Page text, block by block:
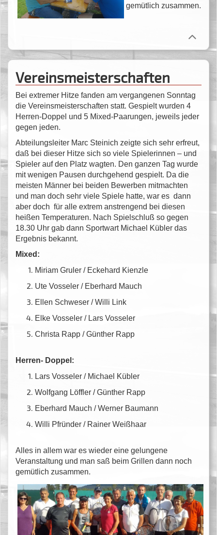
gemütlich zusammen.
Vereinsmeisterschaften
Bei extremer Hitze fanden am vergangenen Sonntag
die Vereinsmeisterschaften statt. Gespielt wurden 4
Herren-Doppel und 5 Mixed-Paarungen, jeweils jeder
gegen jeden.
Abteilungsleiter Marc Steinich zeigte sich sehr erfreut,
daß bei dieser Hitze sich so viele Spielerinnen – und
Spieler auf den Platz wagten. Den ganzen Tag wurde
mit wenigen Pausen durchgehend gespielt. Da die
meisten Männer bei beiden Bewerben mitmachten
und man doch sehr viele Spiele hatte, war es dann
aber doch für alle extrem anstrengend bei diesen
heißen Temperaturen. Nach Spielschluß so gegen
18.30 Uhr gab dann Sportwart Michael Kübler das
Ergebnis bekannt.
Mixed:
Miriam Gruler / Eckehard Kienzle
Ute Vosseler / Eberhard Mauch
Ellen Schweser / Willi Link
Elke Vosseler / Lars Vosseler
Christa Rapp / Günther Rapp
Herren- Doppel:
Lars Vosseler / Michael Kübler
Wolfgang Löffler / Günther Rapp
Eberhard Mauch / Werner Baumann
Willi Pfründer / Rainer Weißhaar
Alles in allem war es wieder eine gelungene
Veranstaltung und man saß beim Grillen dann noch
gemütlich zusammen.